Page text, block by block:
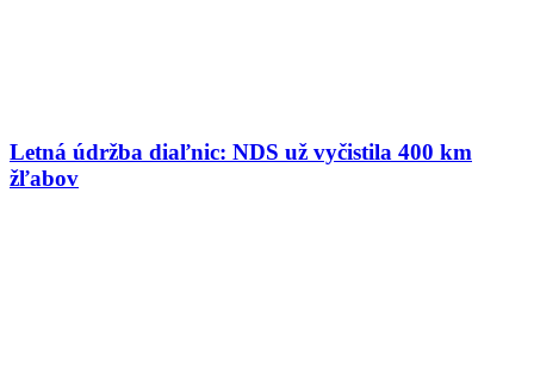
Letná údržba diaľnic: NDS už vyčistila 400 km
žľabov